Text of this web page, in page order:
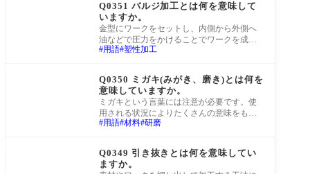
Q0351 バルジ加工とは何を意味して
いますか。
金型にワークをセットし、内側から外側へ
油などで圧力をかけることでワークを成形
する加工方法です。
用語 塑性加工
Q0350 ミガキ(みがき、磨き)とは何を
意味していますか。
ミガキという言葉には注意が必要です。使
用される状況によりたくさんの意味をもち
ます。表面を研磨すること全般を指す場合
用語 材料 研磨
Q0349 引き抜きとは何を意味してい
ますか。